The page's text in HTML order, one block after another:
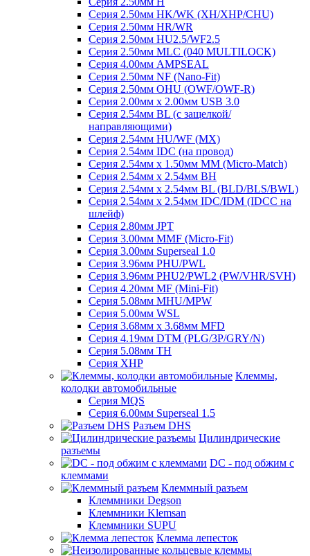
Серия 2.50мм HK/WK (XH/XHP/CHU)
Серия 2.50мм HR/WR
Серия 2.50мм HU2.5/WF2.5
Серия 2.50мм MLC (040 MULTILOCK)
Серия 4.00мм AMPSEAL
Серия 2.50мм NF (Nano-Fit)
Серия 2.50мм OHU (OWF/OWF-R)
Серия 2.00мм x 2.00мм USB 3.0
Серия 2.54мм BL (с защелкой/
направляющими)
Серия 2.54мм HU/WF (MX)
Серия 2.54мм IDC (на провод)
Серия 2.54мм х 1.50мм MM (Micro-Match)
Серия 2.54мм х 2.54мм BH
Серия 2.54мм х 2.54мм BL (BLD/BLS/BWL)
Серия 2.54мм х 2.54мм IDC/IDM (IDCC на
шлейф)
Серия 2.80мм JPT
Серия 3.00мм MMF (Micro-Fit)
Серия 3.00мм Superseal 1.0
Серия 3.96мм PHU/PWL
Серия 3.96мм PHU2/PWL2 (PW/VHR/SVH)
Серия 4.20мм MF (Mini-Fit)
Серия 5.08мм MHU/MPW
Серия 5.00мм WSL
Серия 3.68мм х 3.68мм MFD
Серия 4.19мм DTM (PLG/3P/GRY/N)
Серия 5.08мм TH
Серия XHP
Клеммы,
колодки автомобильные
Серия MQS
Серия 6.00мм Superseal 1.5
Разъем DHS
Цилиндрические
разъемы
DC - под обжим с
клеммами
Клеммный разъем
Клеммники Degson
Клеммники Klemsan
Клеммники SUPU
Клемма лепесток